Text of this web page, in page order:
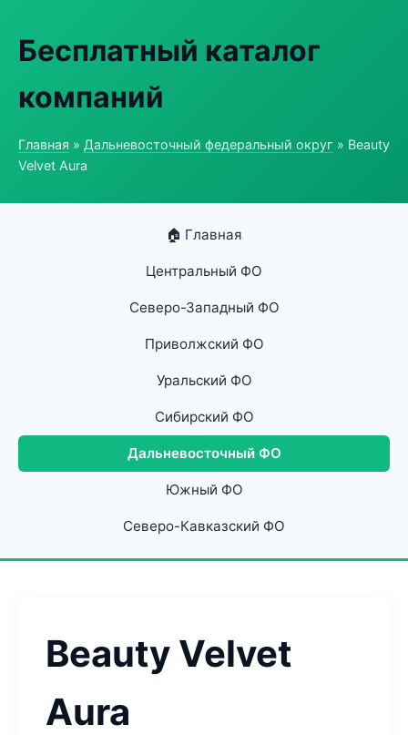
Бесплатный каталог
компаний
Главная » Дальневосточный федеральный округ » Beauty
Velvet Aura
🏠 Главная
Центральный ФО
Северо-Западный ФО
Приволжский ФО
Уральский ФО
Сибирский ФО
Дальневосточный ФО
Южный ФО
Северо-Кавказский ФО
Beauty Velvet
Aura